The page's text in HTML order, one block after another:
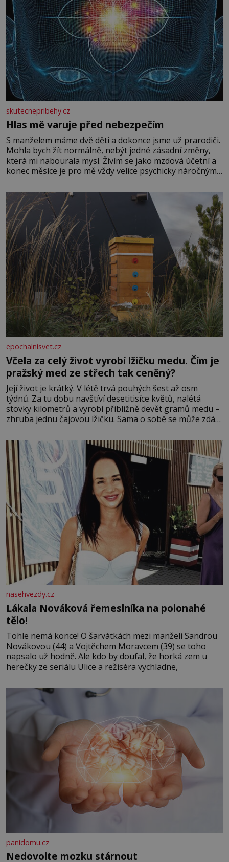
skutecnepribehy.cz
Hlas mě varuje před nebezpečím
S manželem máme dvě děti a dokonce jsme už prarodiči.
Mohla bych žít normálně, nebýt jedné zásadní změny,
která mi nabourala mysl. Živím se jako mzdová účetní a
konec měsíce je pro mě vždy velice psychicky náročným
dál častěji volá o pomoc, co se hlídání týče. Dalo by se
epochalnisvet.cz
Včela za celý život vyrobí lžičku medu. Čím je
pražský med ze střech tak ceněný?
Její život je krátký. V létě trvá pouhých šest až osm
týdnů. Za tu dobu navštíví desetitisíce květů, nalétá
stovky kilometrů a vyrobí přibližně devět gramů medu –
zhruba jednu čajovou lžičku. Sama o sobě se může zdát
tisíc příslušnic svého včelstva, vznikne jeden z
nejdokonalejších organismů
nasehvezdy.cz
Lákala Nováková řemeslníka na polonahé
tělo!
Tohle nemá konce! O šarvátkách mezi manželi Sandrou
Novákovou (44) a Vojtěchem Moravcem (39) se toho
napsalo už hodně. Ale kdo by doufal, že horká zem u
herečky ze seriálu Ulice a režiséra vychladne,
panidomu.cz
Nedovolte mozku stárnout